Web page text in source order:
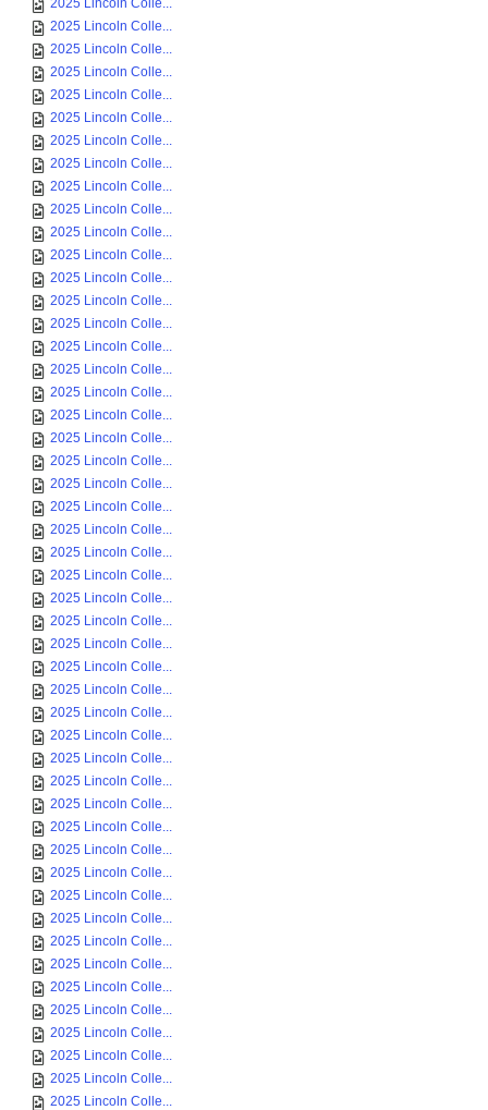
2025 Lincoln Colle...
2025 Lincoln Colle...
2025 Lincoln Colle...
2025 Lincoln Colle...
2025 Lincoln Colle...
2025 Lincoln Colle...
2025 Lincoln Colle...
2025 Lincoln Colle...
2025 Lincoln Colle...
2025 Lincoln Colle...
2025 Lincoln Colle...
2025 Lincoln Colle...
2025 Lincoln Colle...
2025 Lincoln Colle...
2025 Lincoln Colle...
2025 Lincoln Colle...
2025 Lincoln Colle...
2025 Lincoln Colle...
2025 Lincoln Colle...
2025 Lincoln Colle...
2025 Lincoln Colle...
2025 Lincoln Colle...
2025 Lincoln Colle...
2025 Lincoln Colle...
2025 Lincoln Colle...
2025 Lincoln Colle...
2025 Lincoln Colle...
2025 Lincoln Colle...
2025 Lincoln Colle...
2025 Lincoln Colle...
2025 Lincoln Colle...
2025 Lincoln Colle...
2025 Lincoln Colle...
2025 Lincoln Colle...
2025 Lincoln Colle...
2025 Lincoln Colle...
2025 Lincoln Colle...
2025 Lincoln Colle...
2025 Lincoln Colle...
2025 Lincoln Colle...
2025 Lincoln Colle...
2025 Lincoln Colle...
2025 Lincoln Colle...
2025 Lincoln Colle...
2025 Lincoln Colle...
2025 Lincoln Colle...
2025 Lincoln Colle...
2025 Lincoln Colle...
2025 Lincoln Colle...